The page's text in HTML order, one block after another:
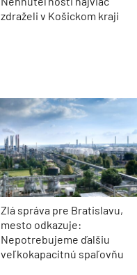
zdraželi v Košickom kraji
Zlá správa pre Bratislavu,
mesto odkazuje:
Nepotrebujeme ďalšiu
veľkokapacitnú spaľovňu